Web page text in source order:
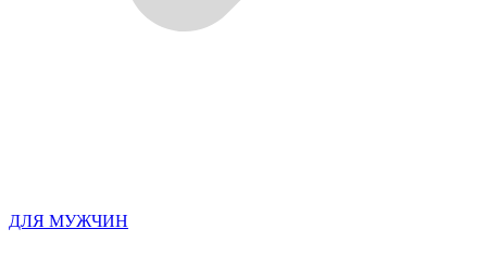
ДЛЯ МУЖЧИН